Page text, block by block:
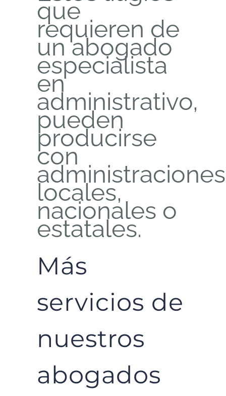
que
requieren de
un abogado
especialista
en
administrativo,
pueden
producirse
con
administraciones
locales,
nacionales o
estatales.
Más
servicios de
nuestros
abogados